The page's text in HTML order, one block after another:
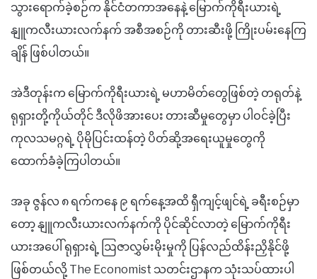
သွားရောက်ခဲ့စဉ်က နိုင်ငံတကာအနေနဲ့ မြောက်ကိုရီးယားရဲ့
နျူကလီးယားလက်နက် အစီအစဉ်ကို တားဆီးဖို့ ကြိုးပမ်းနေကြ
ချိန် ဖြစ်ပါတယ်။
အဲဒီတုန်းက မြောက်ကိုရီးယားရဲ့ မဟာမိတ်တွေဖြစ်တဲ့ တရုတ်နဲ့
ရုရှားတို့ကိုယ်တိုင် ဒီလိုဖိအားပေး တားဆီမှုတွေမှာ ပါဝင်ခဲ့ပြီး
ကုလသမဂ္ဂရဲ့ ပိုမိုပြင်းထန်တဲ့ ပိတ်ဆို့အရေးယူမှုတွေကို
ထောက်ခံခဲ့ကြပါတယ်။
အခု ဇွန်လ ၈ ရက်ကနေ ၉ ရက်နေ့အထိ ရှီကျင့်ဖျင်ရဲ့ ခရီးစဉ်မှာ
တော့ နျူကလီးယားလက်နက်ကို ပိုင်ဆိုင်လာတဲ့ မြောက်ကိုရီး
ယားအပေါ် ရုရှားရဲ့ ဩဇာလွှမ်းမိုးမှုကို ပြန်လည်ထိန်းညှိနိုင်ဖို့
ဖြစ်တယ်လို့ The Economist သတင်းဌာနက သုံးသပ်ထားပါ